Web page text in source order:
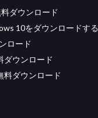
ダウンロード
10をダウンロードする
ロード
ダウンロード
料ダウンロード